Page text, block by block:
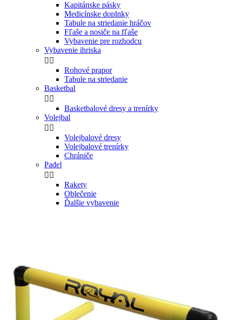
Kapitánske pásky
Medicínske doplnky
Tabule na striedanie hráčov
Fľaše a nosiče na fľaše
Vybavenie pre rozhodcu
Vybavenie ihriska
 
Rohové prapor
Tabule na striedanie
Basketbal
 
Basketbalové dresy a trenírky
Volejbal
 
Volejbalové dresy
Volejbalové trenírky
Chrániče
Padel
 
Rakety
Oblečenie
Ďalšie vybavenie